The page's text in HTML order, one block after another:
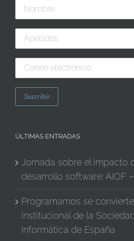
ÚLTIMAS ENTRADAS
Jornada sobre el impacto
desarrollo software: AIOF
Programamos se
institucional de la
Informática de España